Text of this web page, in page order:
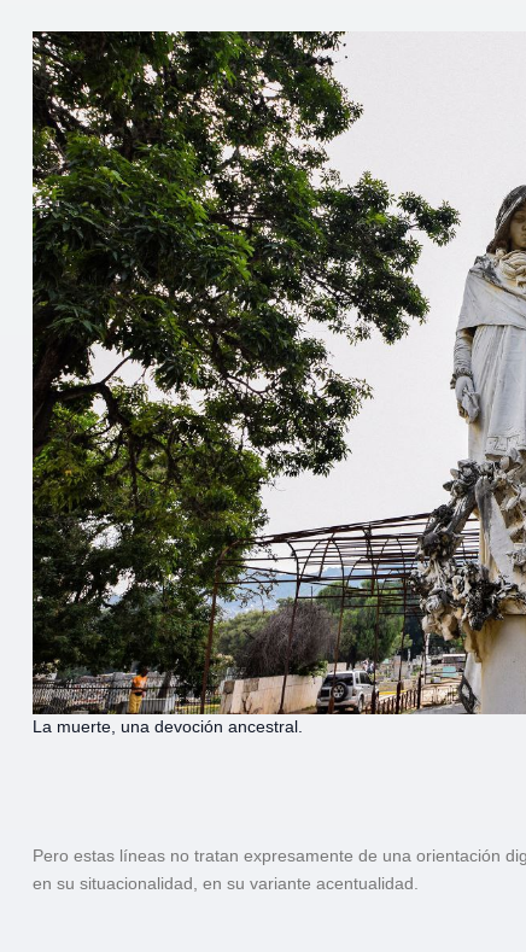
La muerte, una devoción ancestral.
Pero estas líneas no tratan expresamente de una orientación
en su situacionalidad, en su variante acentualidad.